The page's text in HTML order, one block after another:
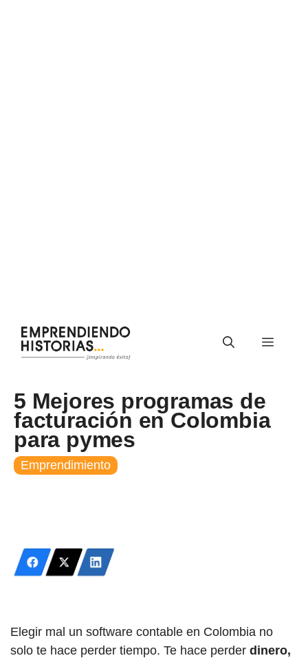
contenido
Menú
5 Mejores programas de
facturación en Colombia
para pymes
Emprendimiento
Elegir mal un software contable en Colombia no
solo te hace perder tiempo. Te hace perder dinero,